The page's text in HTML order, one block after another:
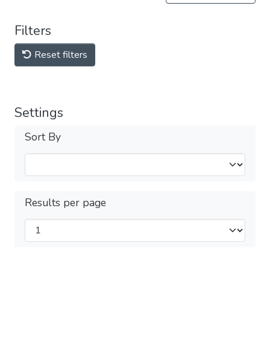
Filters
Reset filters
Settings
Sort By
Results per page